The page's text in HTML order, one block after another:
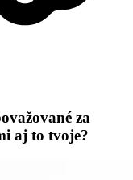
za
aj to tvoje?